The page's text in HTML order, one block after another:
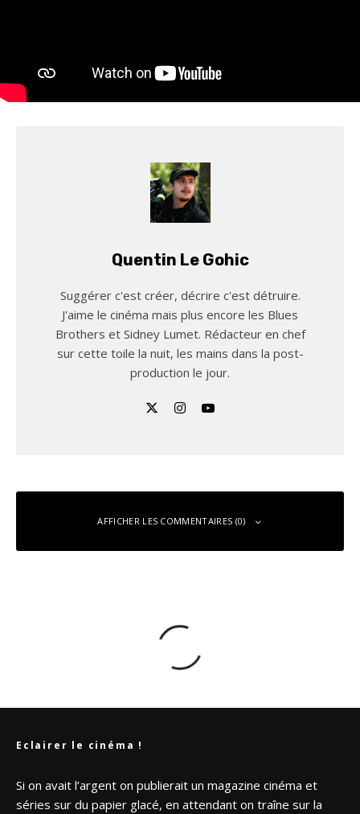
Quentin Le Gohic
Suggérer c'est créer, décrire c'est détruire.
J'aime le cinéma mais plus encore les Blues
Brothers et Sidney Lumet. Rédacteur en chef
sur cette toile la nuit, les mains dans la post-
production le jour.
AFFICHER LES COMMENTAIRES (0)
Eclairer le cinéma !
Si on avait l’argent on publierait un magazine cinéma et
séries sur du papier glacé, en attendant on traîne sur la